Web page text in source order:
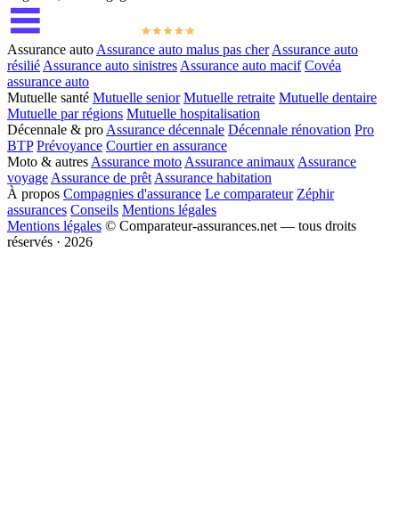
Assurance auto Assurance auto malus pas cher Assurance auto
résilié Assurance auto sinistres Assurance auto macif Covéa
assurance auto
Mutuelle santé Mutuelle senior Mutuelle retraite Mutuelle dentaire
Mutuelle par régions Mutuelle hospitalisation
Décennale & pro Assurance décennale Décennale rénovation Pro
BTP Prévoyance Courtier en assurance
Moto & autres Assurance moto Assurance animaux Assurance
voyage Assurance de prêt Assurance habitation
À propos Compagnies d'assurance Le comparateur Zéphir
assurances Conseils Mentions légales
Mentions légales © Comparateur-assurances.net — tous droits
réservés · 2026